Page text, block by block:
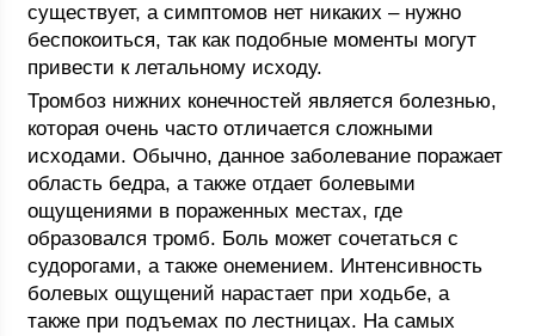
существует, а симптомов нет никаких – нужно
беспокоиться, так как подобные моменты могут
привести к летальному исходу.
Тромбоз нижних конечностей является болезнью,
которая очень часто отличается сложными
исходами. Обычно, данное заболевание поражает
область бедра, а также отдает болевыми
ощущениями в пораженных местах, где
образовался тромб. Боль может сочетаться с
судорогами, а также онемением. Интенсивность
болевых ощущений нарастает при ходьбе, а
также при подъемах по лестницах. На самых